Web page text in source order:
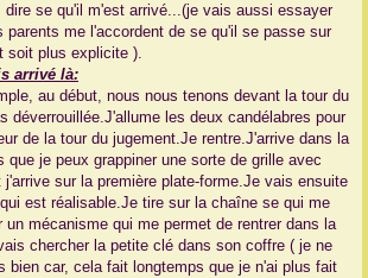
se qu'il m'est arrivé...(je vais aussi essayer
parents me l'accordent de se qu'il se passe sur
soit plus explicite ).
arrivé là:
au début, nous nous tenons devant la tour du
déverrouillée.J'allume les deux candélabres pour
de la tour du jugement.Je rentre.J'arrive dans la
que je peux grappiner une sorte de grille avec
j'arrive sur la première plate-forme.Je vais ensuite
est réalisable.Je tire sur la chaîne se qui me
un mécanisme qui me permet de rentrer dans la
chercher la petite clé dans son coffre ( je ne
bien car, cela fait longtemps que je n'ai plus fait